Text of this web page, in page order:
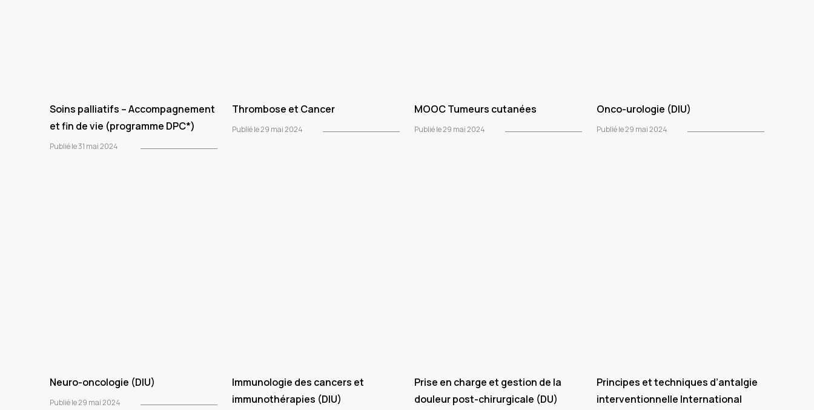
Soins palliatifs – Accompagnement
et fin de vie (programme DPC*)
Publié le 31 mai 2024
Thrombose et Cancer
Publié le 29 mai 2024
MOOC Tumeurs cutanées
Publié le 29 mai 2024
Onco-urologie (DIU)
Publié le 29 mai 2024
Neuro-oncologie (DIU)
Publié le 29 mai 2024
Immunologie des cancers et
immunothérapies (DIU)
Prise en charge et gestion de la
douleur post-chirurgicale (DU)
Principes et techniques d’antalgie
interventionnelle International